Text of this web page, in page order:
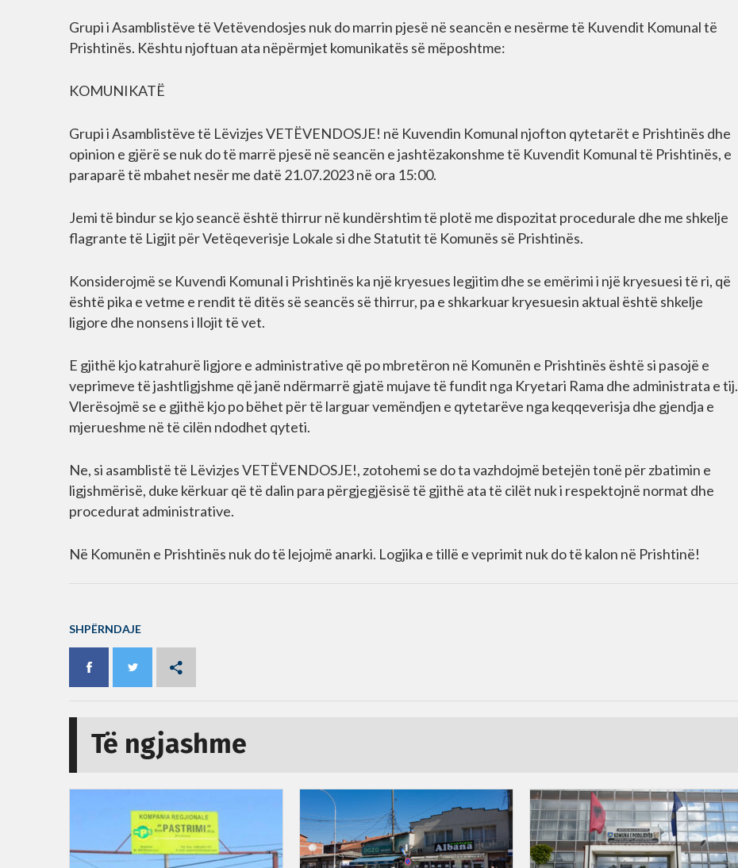
Grupi i Asamblistëve të Vetëvendosjes nuk do marrin pjesë në seancën e nesërme të Kuvendit Komunal të
Prishtinës. Kështu njoftuan ata nëpërmjet komunikatës së mëposhtme:
KOMUNIKATË
Grupi i Asamblistëve të Lëvizjes VETËVENDOSJE! në Kuvendin Komunal njofton qytetarët e Prishtinës dhe
opinion e gjërë se nuk do të marrë pjesë në seancën e jashtëzakonshme të Kuvendit Komunal të Prishtinës, e
paraparë të mbahet nesër me datë 21.07.2023 në ora 15:00.
Jemi të bindur se kjo seancë është thirrur në kundërshtim të plotë me dispozitat procedurale dhe me shkelje
flagrante të Ligjit për Vetëqeverisje Lokale si dhe Statutit të Komunës së Prishtinës.
Konsiderojmë se Kuvendi Komunal i Prishtinës ka një kryesues legjitim dhe se emërimi i një kryesuesi të ri, që
është pika e vetme e rendit të ditës së seancës së thirrur, pa e shkarkuar kryesuesin aktual është shkelje
ligjore dhe nonsens i llojit të vet.
E gjithë kjo katrahurë ligjore e administrative që po mbretëron në Komunën e Prishtinës është si pasojë e
veprimeve të jashtligjshme që janë ndërmarrë gjatë mujave të fundit nga Kryetari Rama dhe administrata e tij.
Vlerësojmë se e gjithë kjo po bëhet për të larguar vemëndjen e qytetarëve nga keqqeverisja dhe gjendja e
mjerueshme në të cilën ndodhet qyteti.
Ne, si asamblistë të Lëvizjes VETËVENDOSJE!, zotohemi se do ta vazhdojmë betejën tonë për zbatimin e
ligjshmërisë, duke kërkuar që të dalin para përgjegjësisë të gjithë ata të cilët nuk i respektojnë normat dhe
procedurat administrative.
Në Komunën e Prishtinës nuk do të lejojmë anarki. Logjika e tillë e veprimit nuk do të kalon në Prishtinë!
SHPËRNDAJE
Të ngjashme